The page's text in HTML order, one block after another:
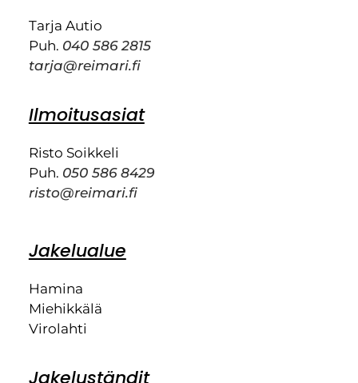
Tarja Autio
Puh. 040 586 2815
tarja@reimari.fi
Ilmoitusasiat
Risto Soikkeli
Puh. 050 586 8429
risto@reimari.fi
Jakelualue
Hamina
Miehikkälä
Virolahti
Jakeluständit